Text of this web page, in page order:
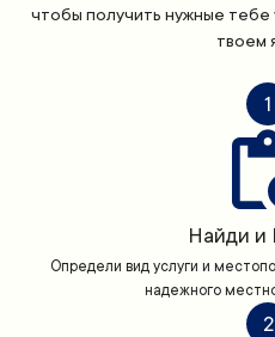
чтобы получить нужные тебе
твоем
1
Найди и
Определи вид услуги и
надежного
2